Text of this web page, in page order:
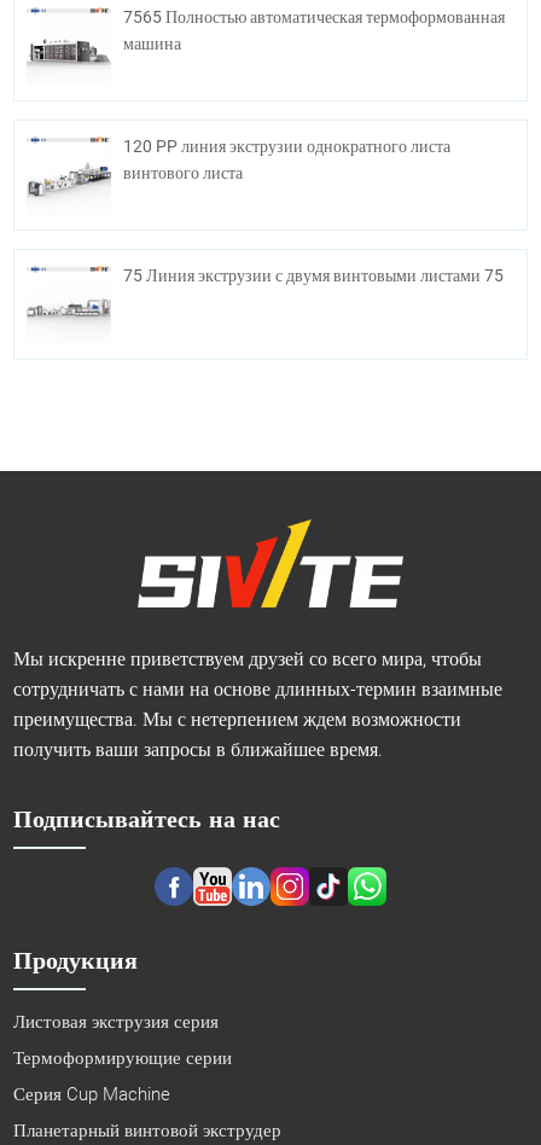
7565 Полностью автоматическая термоформованная
машина
120 PP линия экструзии однократного листа
винтового листа
75 Линия экструзии с двумя винтовыми листами 75
Мы искренне приветствуем друзей со всего мира, чтобы
сотрудничать с нами на основе длинных-термин взаимные
преимущества. Мы с нетерпением ждем возможности
получить ваши запросы в ближайшее время.
Подписывайтесь на нас
Продукция
Листовая экструзия серия
Термоформирующие серии
Серия Cup Machine
Планетарный винтовой экструдер